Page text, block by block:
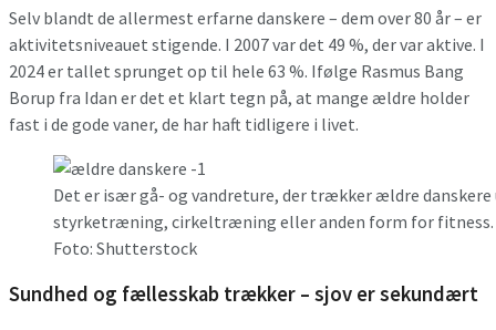
Selv blandt de allermest erfarne danskere – dem over 80 år – er
aktivitetsniveauet stigende. I 2007 var det 49 %, der var aktive. I
2024 er tallet sprunget op til hele 63 %. Ifølge Rasmus Bang
Borup fra Idan er det et klart tegn på, at mange ældre holder
fast i de gode vaner, de har haft tidligere i livet.
Det er især gå- og vandreture, der trækker ældre
styrketræning, cirkeltræning eller anden form for
Foto: Shutterstock
Sundhed og fællesskab trækker – sjov er sekundært